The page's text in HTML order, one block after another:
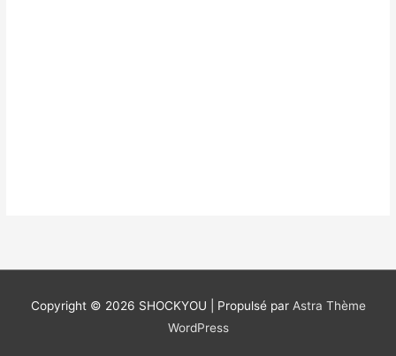
Copyright © 2026 SHOCKYOU | Propulsé par Astra Thème
WordPress